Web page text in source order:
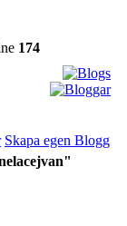
174
Skapa egen Blogg